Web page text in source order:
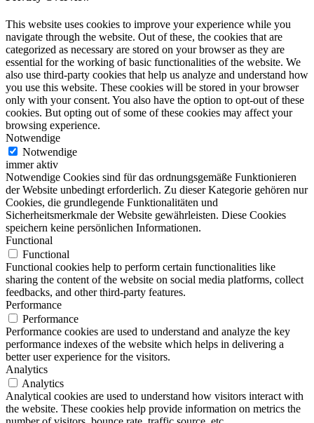
This website uses cookies to improve your experience while you
navigate through the website. Out of these, the cookies that are
categorized as necessary are stored on your browser as they are
essential for the working of basic functionalities of the website. We
also use third-party cookies that help us analyze and understand how
you use this website. These cookies will be stored in your browser
only with your consent. You also have the option to opt-out of these
cookies. But opting out of some of these cookies may affect your
browsing experience.
Notwendige
Notwendige
immer aktiv
Notwendige Cookies sind für das ordnungsgemäße Funktionieren
der Website unbedingt erforderlich. Zu dieser Kategorie gehören nur
Cookies, die grundlegende Funktionalitäten und
Sicherheitsmerkmale der Website gewährleisten. Diese Cookies
speichern keine persönlichen Informationen.
Functional
Functional
Functional cookies help to perform certain functionalities like
sharing the content of the website on social media platforms, collect
feedbacks, and other third-party features.
Performance
Performance
Performance cookies are used to understand and analyze the key
performance indexes of the website which helps in delivering a
better user experience for the visitors.
Analytics
Analytics
Analytical cookies are used to understand how visitors interact with
the website. These cookies help provide information on metrics the